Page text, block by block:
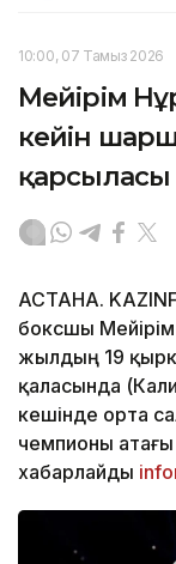
10:00, 07 Тамыз 2026
Мейірім
кейін
қарсыласы
АСТАНА.
боксшы
жылдың 19
қаласында
кешінде орта
чемпионы
хабарлайды